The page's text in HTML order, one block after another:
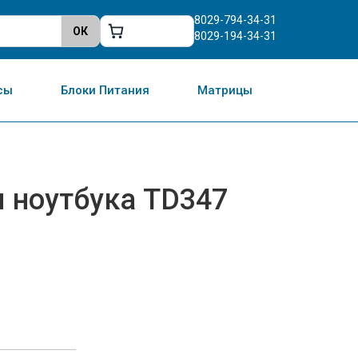
8029-794-34-31
8029-194-34-31
Блоки Питания Матрицы
TD347